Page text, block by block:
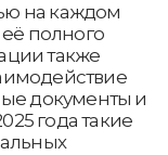
на каждом
полного
также
документы и
года такие